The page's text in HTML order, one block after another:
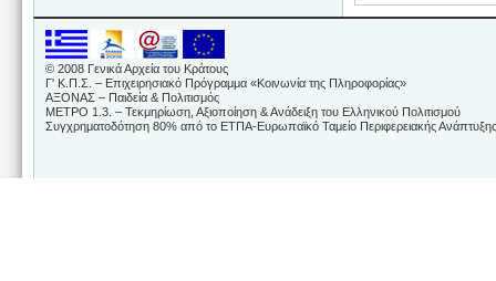
© 2008 Γενικά Αρχεία του Κράτους
Γ' Κ.Π.Σ. – Επιχειρησιακό Πρόγραμμα «Κοινωνία της Πληροφορίας»
ΑΞΟΝΑΣ – Παιδεία & Πολιτισμός
ΜΕΤΡΟ 1.3. – Τεκμηρίωση, Αξιοποίηση & Ανάδειξη του Ελληνικού Πολιτισμού
Συγχρηματοδότηση 80% από το ΕΤΠΑ-Ευρωπαϊκό Ταμείο Περιφερειακής